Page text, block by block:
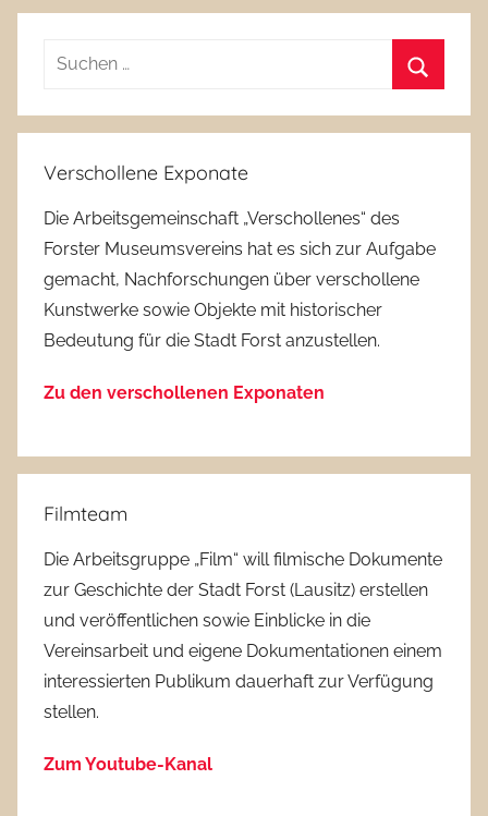
Suchen
Verschollene Exponate
Die Arbeitsgemeinschaft „Verschollenes“ des
Forster Museumsvereins hat es sich zur Aufgabe
gemacht, Nachforschungen über verschollene
Kunstwerke sowie Objekte mit historischer
Bedeutung für die Stadt Forst anzustellen.
Zu den verschollenen Exponaten
Filmteam
Die Arbeitsgruppe „Film“ will filmische Dokumente
zur Geschichte der Stadt Forst (Lausitz) erstellen
und veröffentlichen sowie Einblicke in die
Vereinsarbeit und eigene Dokumentationen einem
interessierten Publikum dauerhaft zur Verfügung
stellen.
Zum Youtube-Kanal